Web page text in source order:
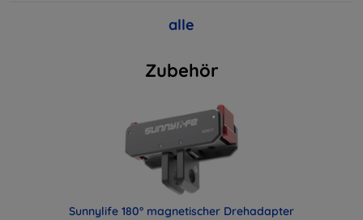
alle
Zubehör
Sunnylife 180° magnetischer Drehadapter